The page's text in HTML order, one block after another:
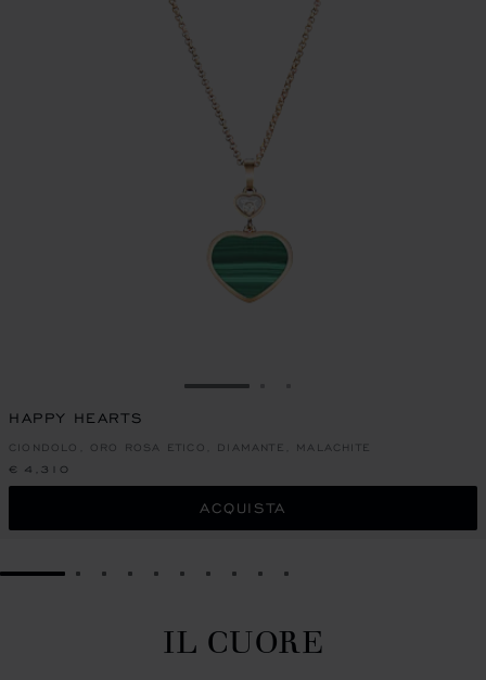
VAI ALLA SLIDE 1
HAPPY HEARTS
CIONDOLO, ORO ROSA ETICO, DIAMANTE, MALACHITE
€ 4,310
ACQUISTA
GO TO SLIDE 1GO TO SLIDE 2
GO TO SLIDE 3
GO TO SLIDE 4
GO TO SLIDE 5
GO TO SLIDE 6
GO TO SLIDE 7
GO TO SLIDE 8
GO TO SLIDE 9
GO TO SLIDE 10
IL CUORE